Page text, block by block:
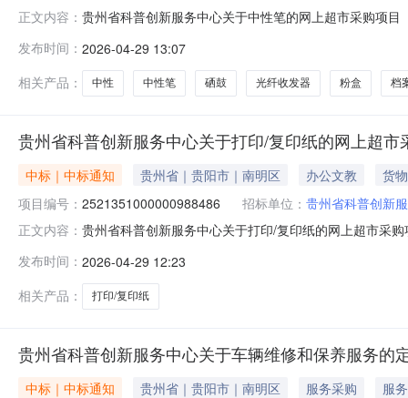
正文内容： 贵州省科普创新服务中心关于中性笔的网上超市采购项
区划编码:529900项目所在行政区划名称:贵州省本级报
发布时间： 2026-04-29 13:07
相关产品：
中性 中性笔 硒鼓 光纤收发器 粉盒 档
贵州省科普创新服务中心关于打印/复印纸的网上超市
中标｜中标通知 贵州省｜贵阳市｜南明区 办公文教
货物
项目编号： 2521351000000988486 招标单位： 贵州省科普创新
正文内容： 贵州省科普创新服务中心关于打印/复印纸的网上超市采
所在行政区划编码:529900项目所在行政区划名称:贵州
发布时间： 2026-04-29 12:23
相关产品：
打印/复印纸
贵州省科普创新服务中心关于车辆维修和保养服务的
中标｜中标通知 贵州省｜贵阳市｜南明区 服务采购
服务